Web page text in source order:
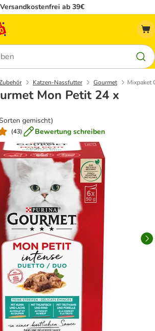
Versandkostenfrei ab 39€
Katzen-Nassfutter Gourmet Mixpaket
Mon Petit 24 x
gemischt)
(43) Bewertung schreiben